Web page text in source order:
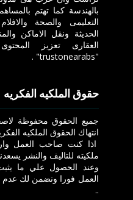
بالهندسة كما تهتم
التعليمى والصحة
الحديثة ونقل الاماكن
العقارى تعزيز
"trustonearabs" .
حقوق الملكيه الفكريه
جميع الحقوق محفوظة
انتهاك الحقوق الملكيه
اذا كنت صاحب العمل
ملكيته للتاليف والنشر
وعند الحصول علي ما
العمل فورا ونضمن لك عدم
..